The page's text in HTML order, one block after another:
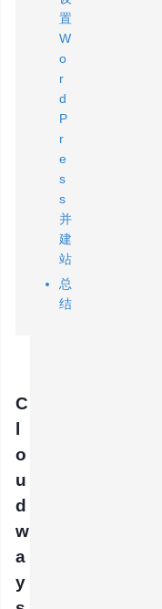
置
W
o
r
d
P
r
e
s
s
并
建
站
总
结
C
l
o
u
d
w
a
y